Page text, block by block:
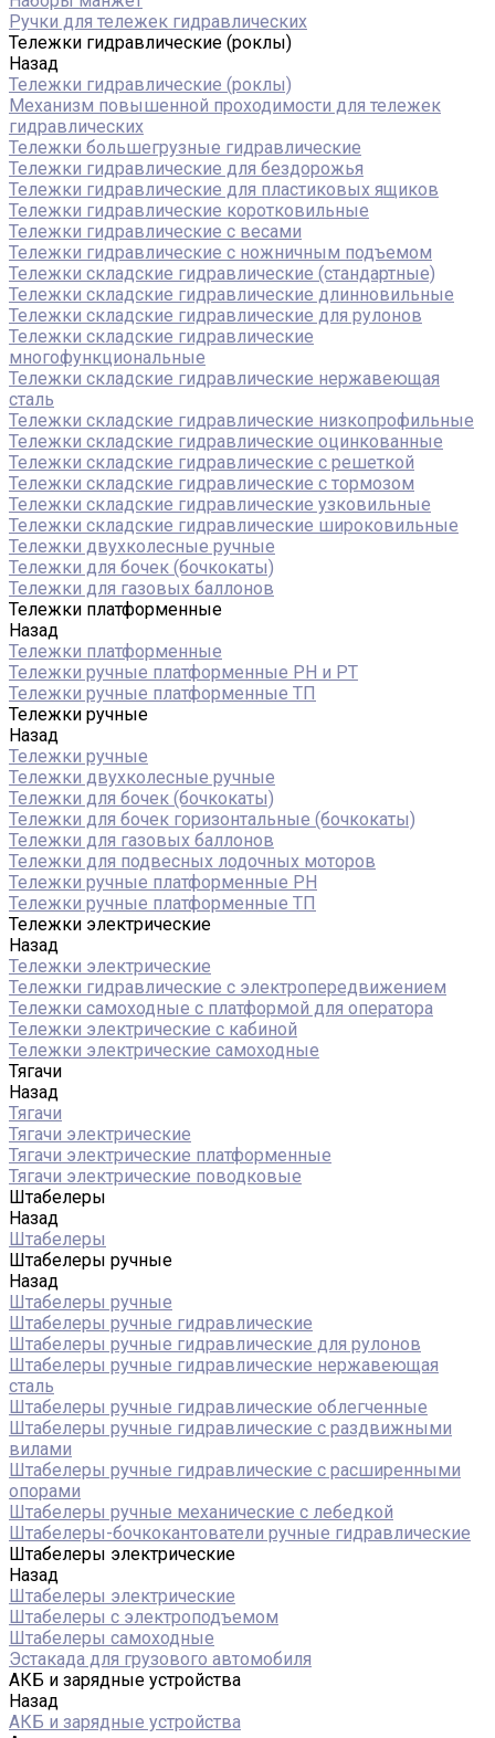
Ручки для тележек гидравлических
Тележки гидравлические (роклы)
Назад
Тележки гидравлические (роклы)
Механизм повышенной проходимости для тележек
гидравлических
Тележки большегрузные гидравлические
Тележки гидравлические для бездорожья
Тележки гидравлические для пластиковых ящиков
Тележки гидравлические коротковильные
Тележки гидравлические с весами
Тележки гидравлические с ножничным подъемом
Тележки складские гидравлические (стандартные)
Тележки складские гидравлические длинновильные
Тележки складские гидравлические для рулонов
Тележки складские гидравлические
многофункциональные
Тележки складские гидравлические нержавеющая
сталь
Тележки складские гидравлические низкопрофильные
Тележки складские гидравлические оцинкованные
Тележки складские гидравлические с решеткой
Тележки складские гидравлические с тормозом
Тележки складские гидравлические узковильные
Тележки складские гидравлические широковильные
Тележки двухколесные ручные
Тележки для бочек (бочкокаты)
Тележки для газовых баллонов
Тележки платформенные
Назад
Тележки платформенные
Тележки ручные платформенные PH и PT
Тележки ручные платформенные ТП
Тележки ручные
Назад
Тележки ручные
Тележки двухколесные ручные
Тележки для бочек (бочкокаты)
Тележки для бочек горизонтальные (бочкокаты)
Тележки для газовых баллонов
Тележки для подвесных лодочных моторов
Тележки ручные платформенные PH
Тележки ручные платформенные ТП
Тележки электрические
Назад
Тележки электрические
Тележки гидравлические с электропередвижением
Тележки самоходные с платформой для оператора
Тележки электрические с кабиной
Тележки электрические самоходные
Тягачи
Назад
Тягачи
Тягачи электрические
Тягачи электрические платформенные
Тягачи электрические поводковые
Штабелеры
Назад
Штабелеры
Штабелеры ручные
Назад
Штабелеры ручные
Штабелеры ручные гидравлические
Штабелеры ручные гидравлические для рулонов
Штабелеры ручные гидравлические нержавеющая
сталь
Штабелеры ручные гидравлические облегченные
Штабелеры ручные гидравлические с раздвижными
вилами
Штабелеры ручные гидравлические с расширенными
опорами
Штабелеры ручные механические с лебедкой
Штабелеры-бочкокантователи ручные гидравлические
Штабелеры электрические
Назад
Штабелеры электрические
Штабелеры с электроподъемом
Штабелеры самоходные
Эстакада для грузового автомобиля
АКБ и зарядные устройства
Назад
АКБ и зарядные устройства